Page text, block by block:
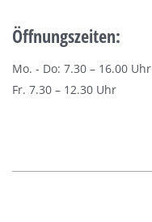
Öffnungszeiten:
Mo. - Do: 7.30 – 16.00 Uhr
Fr. 7.30 – 12.30 Uhr